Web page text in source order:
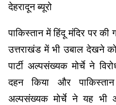
देहरादून ब्यूरो
पाकिस्तान में हिंदू मंदिर पर
उत्तराखंड में भी उबाल देखने
पार्टी अल्पसंख्यक मोर्चे ने
दहन किया और
अल्पसंख्यक मोर्चे ने यह भी